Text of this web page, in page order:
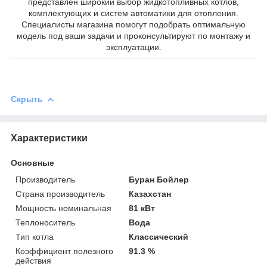
комплектующих и систем автоматики для отопления.
Специалисты магазина помогут подобрать оптимальную
модель под ваши задачи и проконсультируют по монтажу и
эксплуатации.
Скрыть
Характеристики
Основные
Производитель
Буран Бойлер
Страна производитель
Казахстан
Мощность номинальная
81 кВт
Теплоноситель
Вода
Тип котла
Классический
Коэффициент полезного
действия
91.3 %